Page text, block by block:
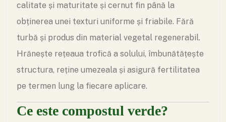
calitate și maturitate și cernut fin până la
obținerea unei texturi uniforme și friabile. Fără
turbă și produs din material vegetal regenerabil.
Hrănește rețeaua trofică a solului, îmbunătățește
structura, reține umezeala și asigură fertilitatea
pe termen lung la fiecare aplicare.
Ce este compostul verde?